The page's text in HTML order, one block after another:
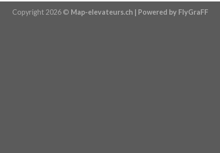
Copyright 2026 © Map-elevateurs.ch | Powered by FlyGraFF